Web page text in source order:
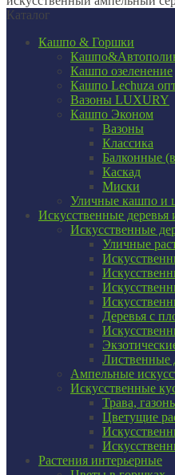
Каталог
Кашпо & Горшки
Кашпо озеленение
Кашпо Lechuza
Вазоны LUXURY
Кашпо Эконом
Вазоны
Классика
Балконные
Каскад
Миски
Уличные кашпо и
Искусственные деревья
Искусственные
Уличные
Деревья с
Лиственные
Ампельные
Искусственные
Трава,
Цветущие
Растения интерьерные